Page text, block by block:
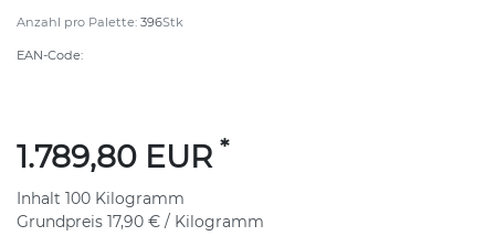
Anzahl pro Palette: 396Stk
EAN-Code:
1.789,80 EUR *
Inhalt 100 Kilogramm
Grundpreis 17,90 € / Kilogramm